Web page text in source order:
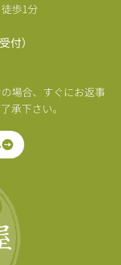
歩1分
付）
場合、すぐにお返事
承下さい。